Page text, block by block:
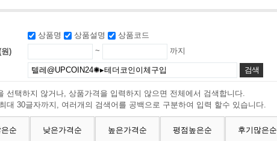
상품명 상품설명
상품코드
)
~ 까지
선택하지 않거나, 상품가격을 입력하지 않으면 전체에서 검색합니다.
대 30글자까지, 여러개의 검색어를 공백으로 구분하여 입력 할수 있습니다.
순 낮은가격순 높은가격순 평점높은순 후기많은순